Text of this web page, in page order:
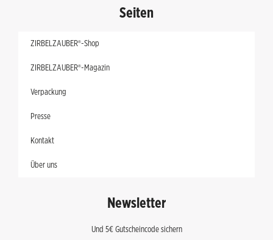
Seiten
ZIRBELZAUBER®-Shop
ZIRBELZAUBER®-Magazin
Verpackung
Presse
Kontakt
Über uns
Newsletter
Und 5€ Gutscheincode sichern